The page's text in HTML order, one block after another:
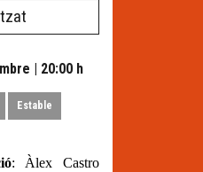
20:00 h
Estable
: Àlex Castro